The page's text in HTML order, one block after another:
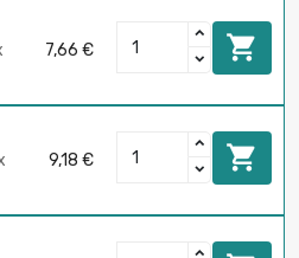
7,66 € 
9,18 € 